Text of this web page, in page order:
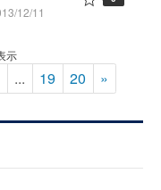
12/11
示
... 19 20 »